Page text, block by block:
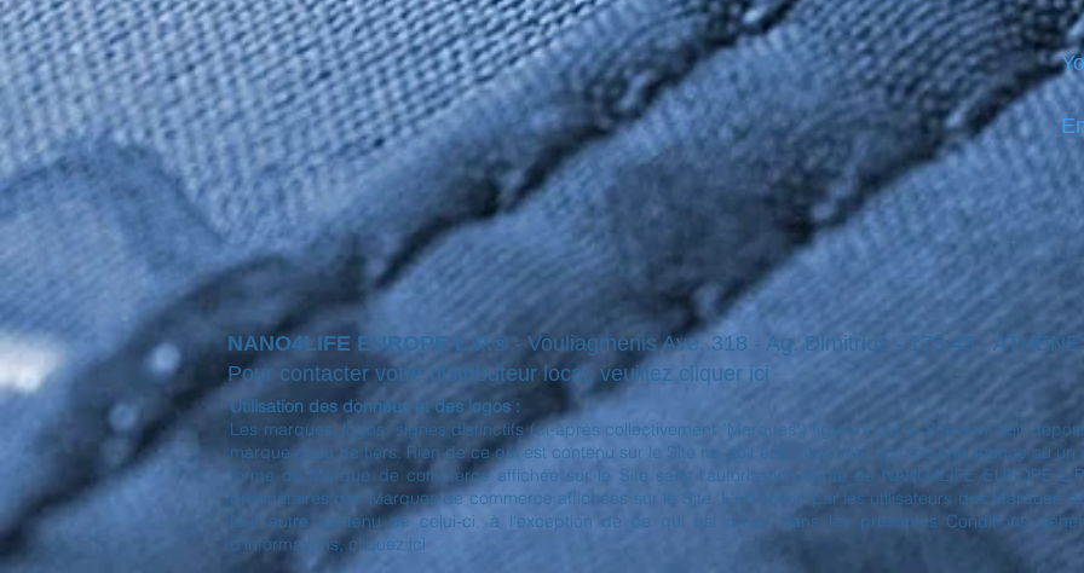
NANO4LIFE EUROPE L.P.® - Vouliagmenis Ave. 318 - Ag. Dimitrios - 173 43 -
Pour contacter votre distributeur local, veuillez cliquer ici
Utilisation des données et des logos :
Les marques, logos, signes distinctifs (ci-après collectivement "Marques") figurant sur le Site sont soit
marque et/ou de tiers. Rien de ce qui est contenu sur le Site ne doit être interprété comme une licence ou
forme de Marque de commerce affichée sur le Site sans l'autorisation écrite de NANO4LIFE EUROPE
propriétaires des Marques de commerce affichées sur le Site. L'utilisation par les utilisateurs des Marques
tout autre contenu de celui-ci, à l'exception de ce qui est prévu dans les présentes Conditions
d'informations, cliquez ici